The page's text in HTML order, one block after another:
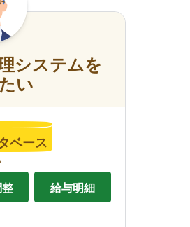
システムを
い
ベース
給与明細